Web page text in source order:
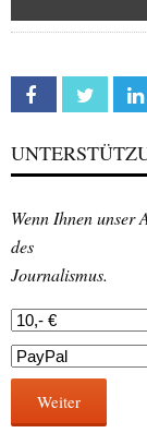
Facebook Twitter
Wenn Ihnen unser
des
Journalismus.
Weiter